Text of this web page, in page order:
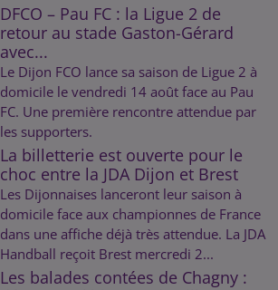
DFCO – Pau FC : la Ligue 2 de
retour au stade Gaston-Gérard
avec...
Le Dijon FCO lance sa saison de Ligue 2 à
domicile le vendredi 14 août face au Pau
FC. Une première rencontre attendue par
les supporters.
La billetterie est ouverte pour le
choc entre la JDA Dijon et Brest
Les Dijonnaises lanceront leur saison à
domicile face aux championnes de France
dans une affiche déjà très attendue. La JDA
Handball reçoit Brest mercredi 2...
Les balades contées de Chagny :